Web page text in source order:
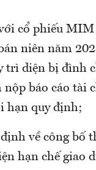
cổ phiếu MIM
niên năm
trì diện bị đình
báo cáo tài
hạn quy định;
về công bố
hạn chế giao